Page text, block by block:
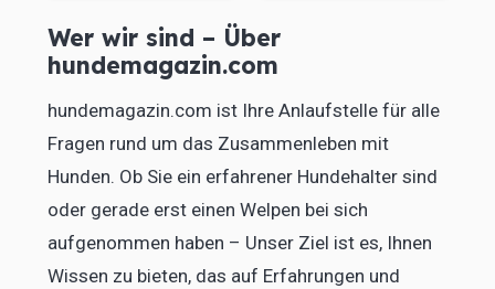
Wer wir sind – Über
hundemagazin.com
hundemagazin.com ist Ihre Anlaufstelle für alle
Fragen rund um das Zusammenleben mit
Hunden. Ob Sie ein erfahrener Hundehalter sind
oder gerade erst einen Welpen bei sich
aufgenommen haben – Unser Ziel ist es, Ihnen
Wissen zu bieten, das auf Erfahrungen und